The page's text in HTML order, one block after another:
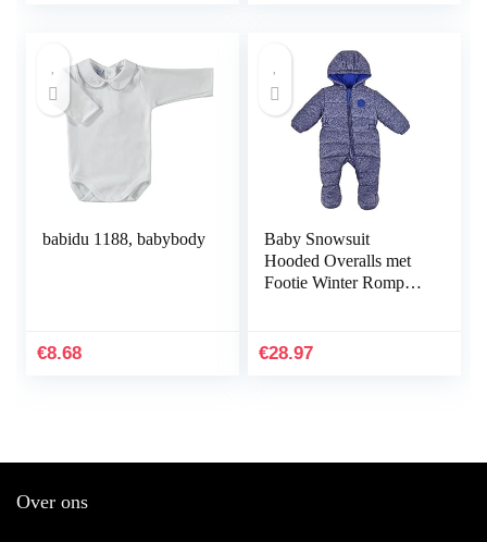
babidu 1188, babybody
€8.68
Baby Snowsuit
Hooded Overalls met
Footie Winter Romper
Maanden
€28.97
Over ons